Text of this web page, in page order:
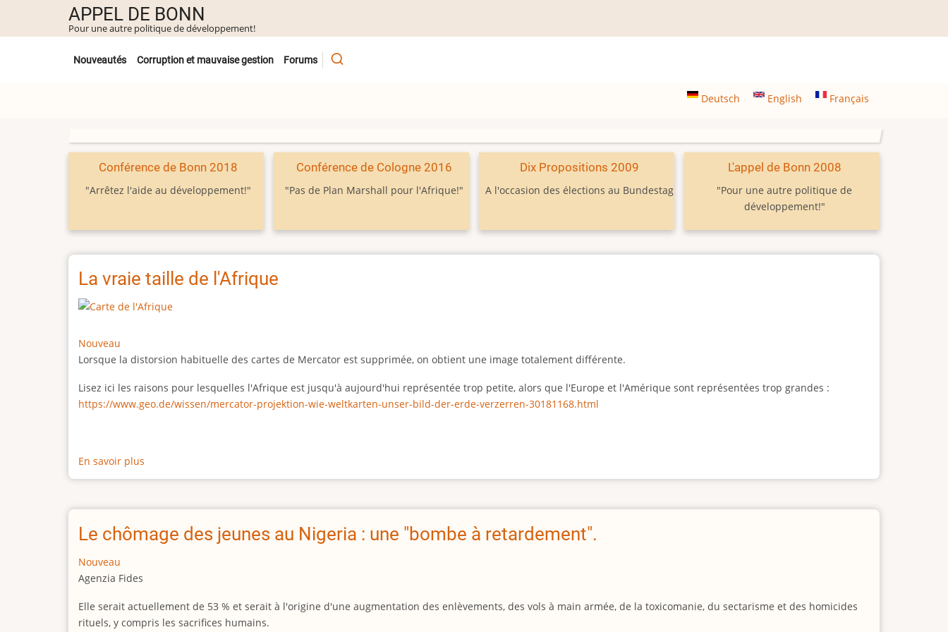
contenu
APPEL DE BONN
Pour une autre politique de développement!
Untermenü
Nouveautés Corruption et mauvaise gestion Forums
Deutsch English Français
Conférence de Bonn 2018
"Arrêtez l'aide au développement!"
Conférence de Cologne 2016
"Pas de Plan Marshall pour l'Afrique!"
Dix Propositions 2009
A l'occasion des élections au Bundestag
L'appel de Bonn 2008
"Pour une autre politique de
développement!"
La vraie taille de l'Afrique
Nouveau
Lorsque la distorsion habituelle des cartes de Mercator est supprimée, on obtient une image totalement différente.
Lisez ici les raisons pour lesquelles l'Afrique est jusqu'à aujourd'hui représentée trop petite, alors que l'Europe et l'Amérique sont représentées trop grandes :
https://www.geo.de/wissen/mercator-projektion-wie-weltkarten-unser-bild-der-erde-verzerren-30181168.html
En savoir plus
La
taille
l'Afrique
Le chômage des jeunes au Nigeria : une "bombe à retardement".
Nouveau
Agenzia Fides
Elle serait actuellement de 53 % et serait à l'origine d'une augmentation des enlèvements, des vols à main armée, de la toxicomanie, du sectarisme et des homicides
rituels, y compris les sacrifices humains.